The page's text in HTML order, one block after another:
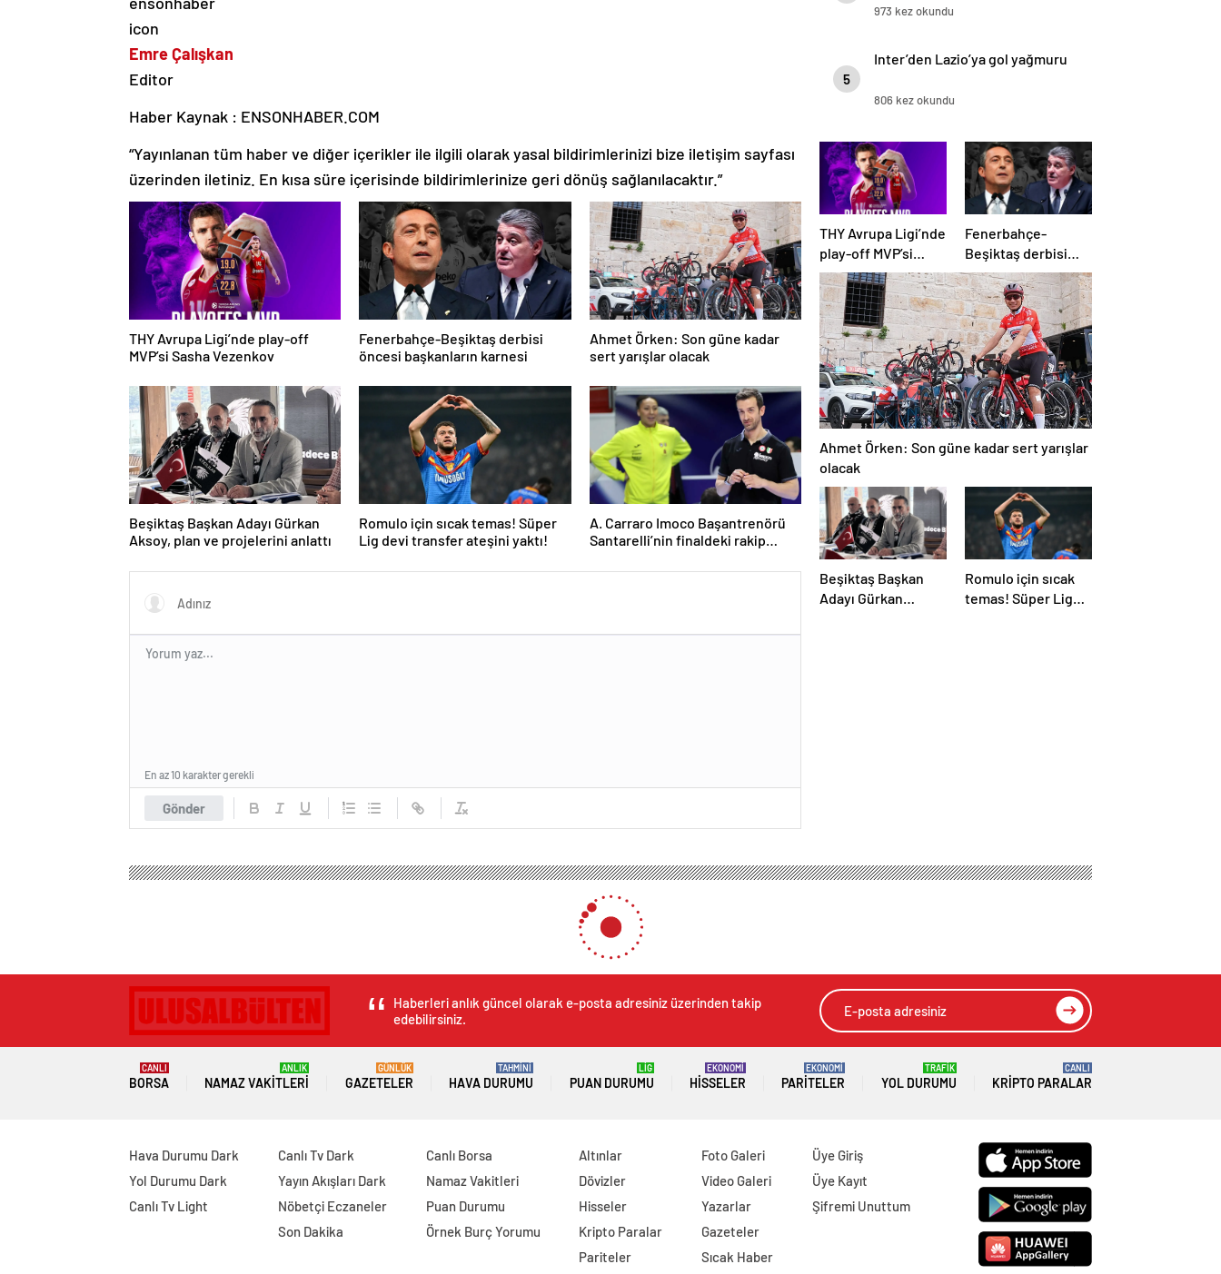
Emre Çalışkan
Editor
Haber Kaynak : ENSONHABER.COM
“Yayınlanan tüm haber ve diğer içerikler ile ilgili olarak yasal bildirimlerinizi bize iletişim sayfası
üzerinden iletiniz. En kısa süre içerisinde bildirimlerinize geri dönüş sağlanılacaktır.”
THY Avrupa Ligi’nde play-off
MVP’si Sasha Vezenkov
Fenerbahçe-Beşiktaş derbisi
öncesi başkanların karnesi
Ahmet Örken: Son güne kadar
sert yarışlar olacak
Beşiktaş Başkan Adayı Gürkan
Aksoy, plan ve projelerini anlattı
Romulo için sıcak temas! Süper
Lig devi transfer ateşini yaktı!
A. Carraro Imoco Başantrenörü
Santarelli’nin finaldeki rakip
Gönder
En az 10 karakter gerekli
973 kez okundu
5
Inter’den Lazio’ya gol yağmuru
806 kez okundu
THY Avrupa Ligi’nde
play-off MVP’si
Sasha Vezenkov
Fenerbahçe-
Beşiktaş derbisi
öncesi başkanların
karnesi
Ahmet Örken: Son güne kadar sert yarışlar
olacak
Beşiktaş Başkan
Adayı Gürkan
Romulo için sıcak
temas! Süper Lig
Haberleri anlık güncel olarak e-posta adresiniz üzerinden takip
edebilirsiniz.
BORSA
CANLI
NAMAZ VAKITLERI
ANLIK
GAZETELER
GÜNLÜK
HAVA DURUMU
TAHMİNİ
PUAN DURUMU
LİG
HISSELER
EKONOMİ
PARITELER
EKONOMİ
YOL DURUMU
TRAFİK
KRIPTO PARALAR
CANLI
Hava Durumu Dark
Yol Durumu Dark
Canlı Tv Light
Canlı Tv Dark
Yayın Akışları Dark
Nöbetçi Eczaneler
Son Dakika
Canlı Borsa
Namaz Vakitleri
Puan Durumu
Örnek Burç Yorumu
Altınlar
Dövizler
Hisseler
Kripto Paralar
Pariteler
Foto Galeri
Video Galeri
Yazarlar
Gazeteler
Sıcak Haber
Üye Giriş
Üye Kayıt
Şifremi Unuttum